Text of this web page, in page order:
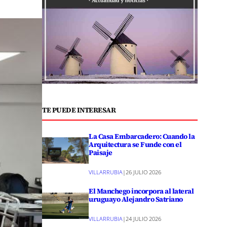
TE PUEDE INTERESAR
La Casa Embarcadero: Cuando la
Arquitectura se Funde con el
Paisaje
VILLARRUBIA | 26 JULIO 2026
El Manchego incorpora al lateral
uruguayo Alejandro Satriano
VILLARRUBIA|24 JULIO 2026